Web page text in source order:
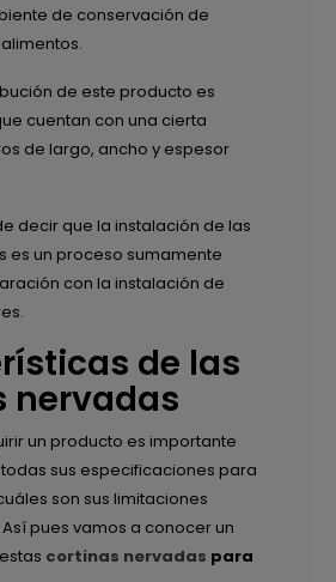
de conservación de
de este producto es
cuentan con una cierta
de largo, ancho y espesor
decir que la instalación de las
es un proceso sumamente
con la instalación de
de las
nervadas
un producto es importante
sus especificaciones para
son sus limitaciones
pues vamos a conocer un
cortinas nervadas para